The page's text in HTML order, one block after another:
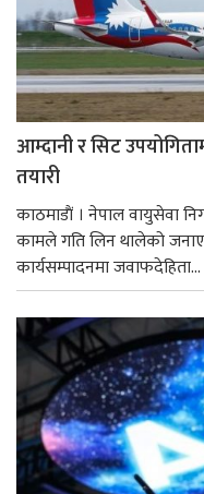
आम्दानी र सिट
तयारी
काठमाडाैं । नेपाल वायुसेवा
कामले गति लिन थालेको
कार्यसम्पादनमा जवाफदेहिता...